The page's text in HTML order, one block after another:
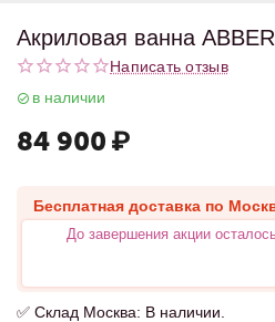
Акриловая ванна
Написать отзыв
в наличии
84 900 ₽
Бесплатная доставка по
До завершения акции
✅ Склад Москва: В наличии.